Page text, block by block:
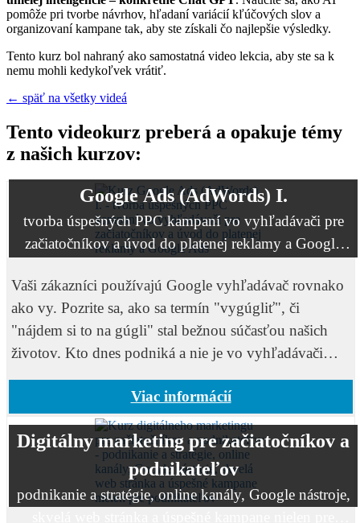
pomôže pri tvorbe návrhov, hľadaní variácií kľúčových slov a
organizovaní kampane tak, aby ste získali čo najlepšie výsledky.
Tento kurz bol nahraný ako samostatná video lekcia, aby ste sa k
nemu mohli kedykoľvek vrátiť.
← späť na všetky videá
Tento videokurz preberá a opakuje témy
z našich kurzov:
Google Ads (AdWords) I.
tvorba úspešných PPC kampaní vo vyhľadávači pre
začiatočníkov a úvod do platenej reklamy a Google
Vaši zákazníci používajú Google vyhľadávač rovnako
ako vy. Pozrite sa, ako sa termín "vygúgliť", či
"nájdem si to na gúgli" stal bežnou súčasťou našich
životov. Kto dnes podniká a nie je vo vyhľadávači
Viac informácií
Digitálny marketing pre začiatočníkov a
podnikateľov
podnikanie a stratégie, online kanály, Google nástroje,